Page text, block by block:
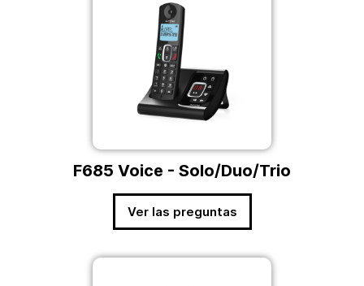
F685 Voice - Solo/Duo/Trio
Ver las preguntas